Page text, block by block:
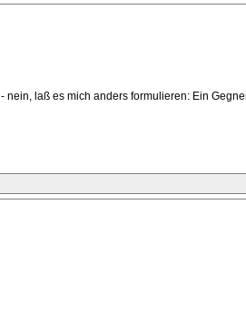
nein, laß es mich anders formulieren: Ein